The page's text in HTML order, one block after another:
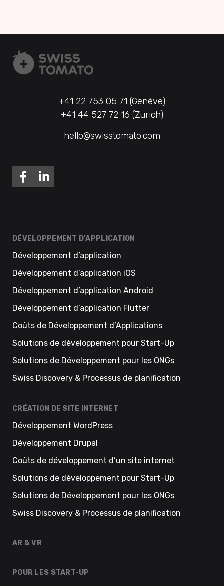
+41 22 753 05 71 (Genève)
+41 44 527 72 16 (Zurich)
hello@swisstomato.com
DÉVELOPPEMENT D’APPLICATION
Développement d’application
Développement d’application iOS
Développement d’application Android
Développement d’application Flutter
Coûts de Développement d’Applications
Solutions de développement pour Start-Up
Solutions de Développement pour les ONGs
Swiss Discovery & Processus de planification
CRÉATION DE SITE INTERNET
Développement WordPress
Développement Drupal
Coûts de développement d’un site internet
Solutions de développement pour Start-Up
Solutions de Développement pour les ONGs
Swiss Discovery & Processus de planification
AR & VR
POUR LES START-UP